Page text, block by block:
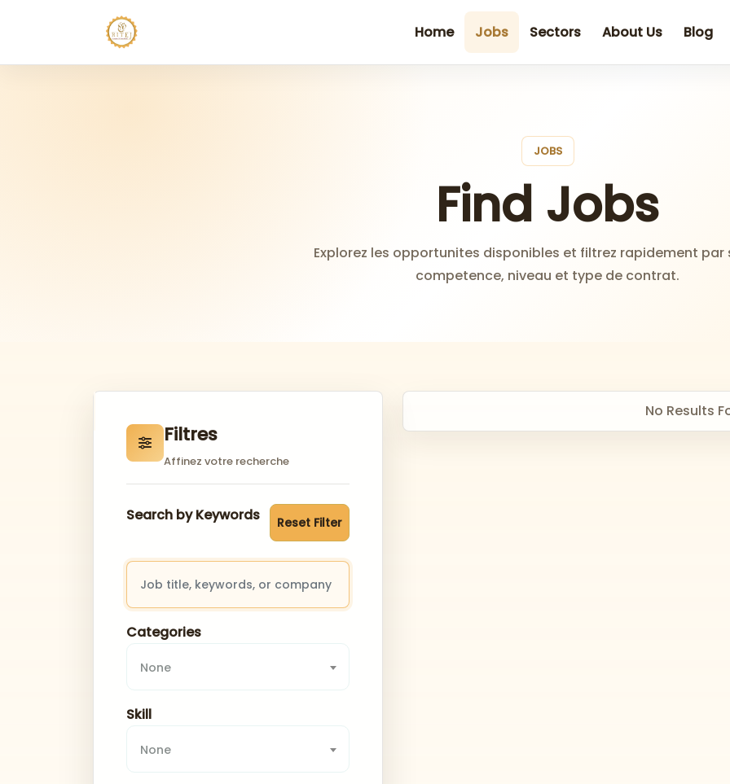
Home Jobs Sectors About Us Blog
JOBS
Find Jobs
Explorez les opportunites disponibles et filtrez rapidement par
competence, niveau et type de contrat.
Filtres
Affinez votre recherche
Search by Keywords Reset Filter
Categories
None
Skill
None
No Results